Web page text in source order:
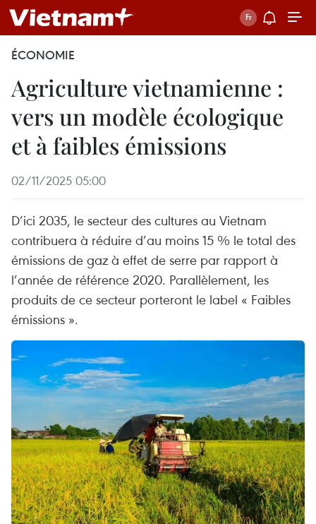
ÉCONOMIE
Agriculture vietnamienne :
vers un modèle écologique
et à faibles émissions
02/11/2025 05:00
D’ici 2035, le secteur des cultures au Vietnam
contribuera à réduire d’au moins 15 % le total des
émissions de gaz à effet de serre par rapport à
l’année de référence 2020. Parallèlement, les
produits de ce secteur porteront le label « Faibles
émissions ».